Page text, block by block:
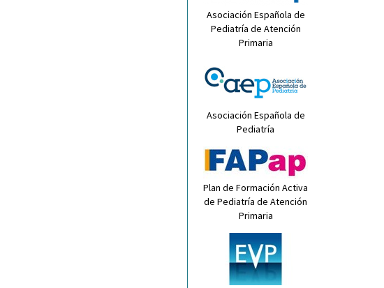
Asociación Española de
Pediatría de Atención
Primaria
Asociación Española de
Pediatría
Plan de Formación Activa
de Pediatría de Atención
Primaria